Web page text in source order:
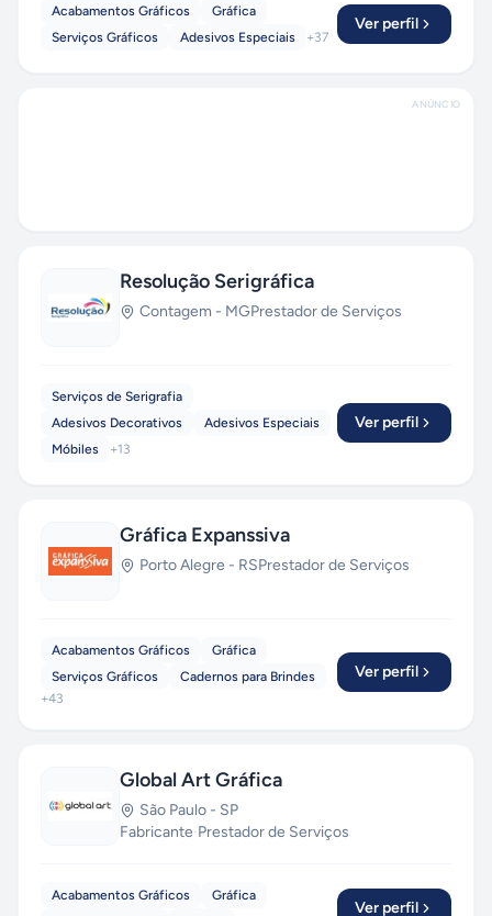
Acabamentos Gráficos
Gráfica
Serviços Gráficos
Adesivos Especiais +37
Ver perfil
ANÚNCIO
Resolução Serigráfica
Contagem - MGPrestador de Serviços
Serviços de Serigrafia
Adesivos Decorativos
Adesivos Especiais
Móbiles
+13
Ver perfil
Gráfica Expanssiva
Porto Alegre - RSPrestador de Serviços
Acabamentos Gráficos
Gráfica
Serviços Gráficos
Cadernos para Brindes
+43
Ver perfil
Global Art Gráfica
São Paulo - SP
Fabricante·Prestador de Serviços
Acabamentos Gráficos
Gráfica
Ver perfil